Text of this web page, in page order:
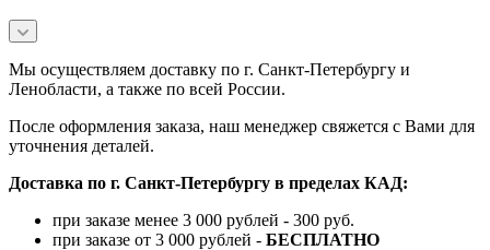
Мы осуществляем доставку по г. Санкт-Петербургу и
Ленобласти, а также по всей России.
После оформления заказа, наш менеджер свяжется с Вами для
уточнения деталей.
Доставка по г. Санкт-Петербургу в пределах КАД:
при заказе менее 3 000 рублей - 300 руб.
при заказе от 3 000 рублей - БЕСПЛАТНО